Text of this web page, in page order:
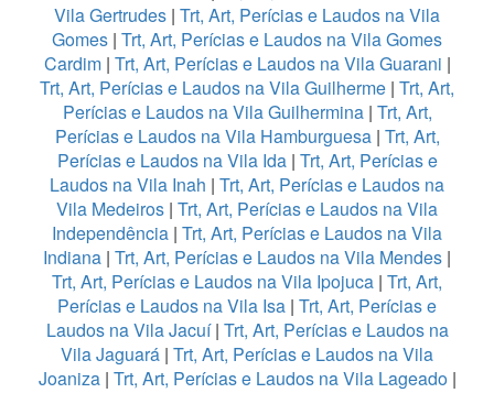
Vila Gertrudes | Trt, Art, Perícias e Laudos na Vila
Gomes | Trt, Art, Perícias e Laudos na Vila Gomes
Cardim| Trt, Art, Perícias e Laudos na Vila Guarani |
Trt, Art, Perícias e Laudos na Vila Guilherme | Trt, Art,
Perícias e Laudos na Vila Guilhermina| Trt, Art,
Perícias e Laudos na Vila Hamburguesa| Trt, Art,
Perícias e Laudos na Vila Ida| Trt, Art, Perícias e
Laudos na Vila Inah | Trt, Art, Perícias e Laudos na
Vila Medeiros | Trt, Art, Perícias e Laudos na Vila
Independência | Trt, Art, Perícias e Laudos na Vila
Indiana | Trt, Art, Perícias e Laudos na Vila Mendes |
Trt, Art, Perícias e Laudos na Vila Ipojuca | Trt, Art,
Perícias e Laudos na Vila Isa | Trt, Art, Perícias e
Laudos na Vila Jacuí| Trt, Art, Perícias e Laudos na
Vila Jaguará | Trt, Art, Perícias e Laudos na Vila
Joaniza| Trt, Art, Perícias e Laudos na Vila Lageado|